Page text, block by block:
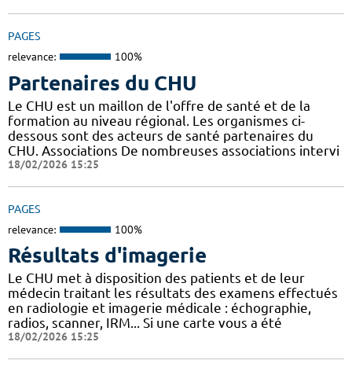
PAGES
relevance: 100%
Partenaires du CHU
Le CHU est un maillon de l'offre de santé et de la
formation au niveau régional. Les organismes ci-
dessous sont des acteurs de santé partenaires du
CHU. Associations De nombreuses associations intervi
18/02/2026 15:25
PAGES
relevance: 100%
Résultats d'imagerie
Le CHU met à disposition des patients et de leur
médecin traitant les résultats des examens effectués
en radiologie et imagerie médicale : échographie,
radios, scanner, IRM... Si une carte vous a été
18/02/2026 15:25